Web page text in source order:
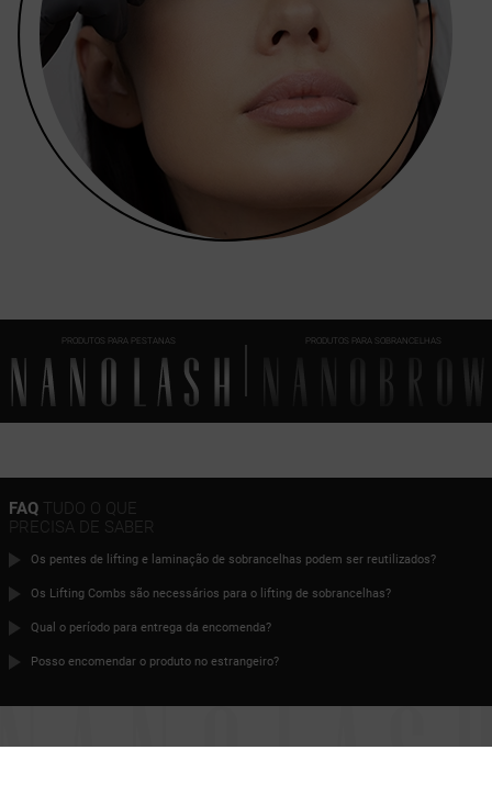
PRODUTOS PARA PESTANAS PRODUTOS PARA SOBRANCELHAS
FAQTUDO O QUE
PRECISA DE SABER
Os pentes de lifting e laminação de sobrancelhas podem ser reutilizados?
Os Lifting Combs são necessários para o lifting de sobrancelhas?
Qual o período para entrega da encomenda?
Posso encomendar o produto no estrangeiro?